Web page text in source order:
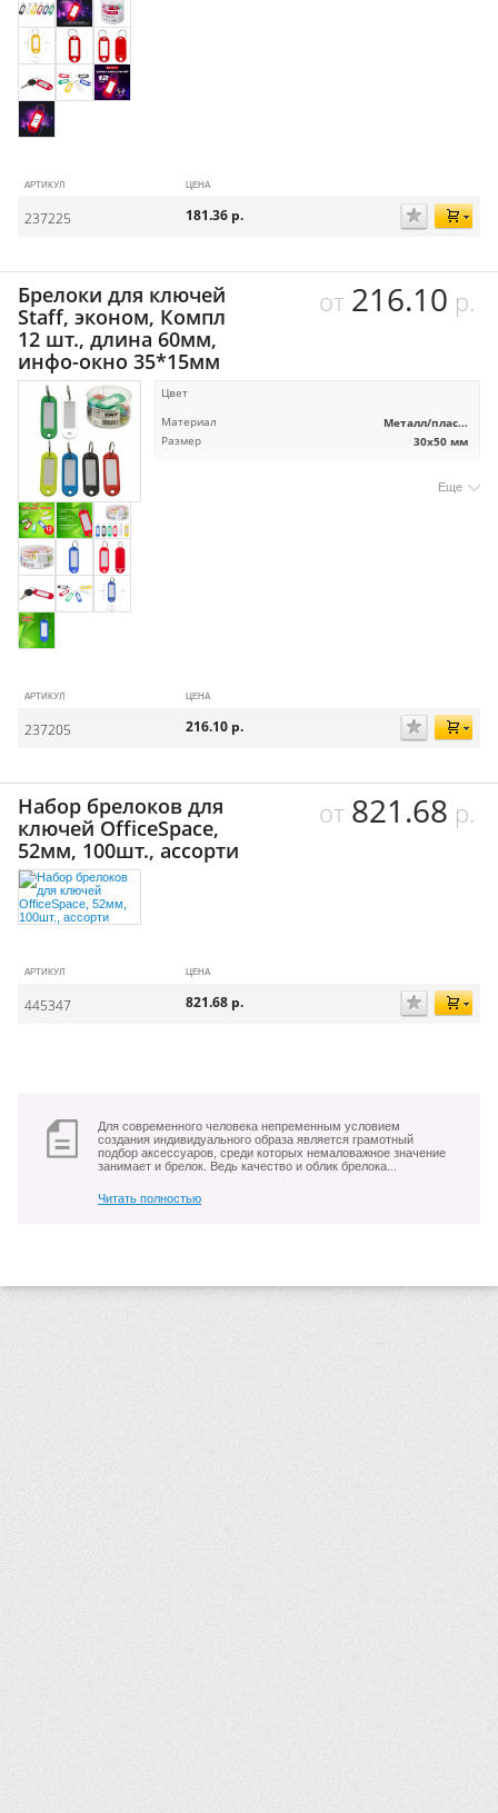
АРТИКУЛ ЦЕНА
237225 181.36 р.
Брелоки для ключей
Staff, эконом, Компл
12 шт., длина 60мм,
инфо-окно 35*15мм
от 216.10 р.
Цвет
Материал
Металл/плас...
Размер 30х50 мм
Еще
АРТИКУЛ ЦЕНА
237205 216.10 р.
Набор брелоков для
ключей OfficeSpace,
52мм, 100шт., ассорти
от 821.68 р.
АРТИКУЛ ЦЕНА
445347 821.68 р.
Для современного человека непременным условием
создания индивидуального образа является грамотный
подбор аксессуаров, среди которых немаловажное значение
занимает и брелок. Ведь качество и облик брелока...
Читать полностью